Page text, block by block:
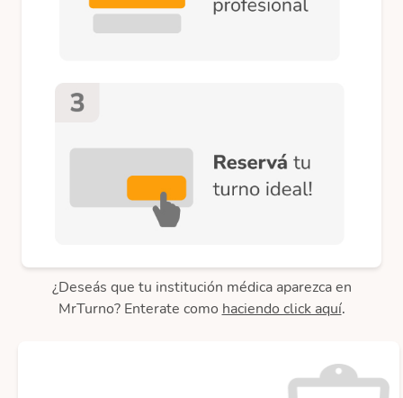
¿Deseás que tu institución médica aparezca en
MrTurno? Enterate como haciendo click aquí.